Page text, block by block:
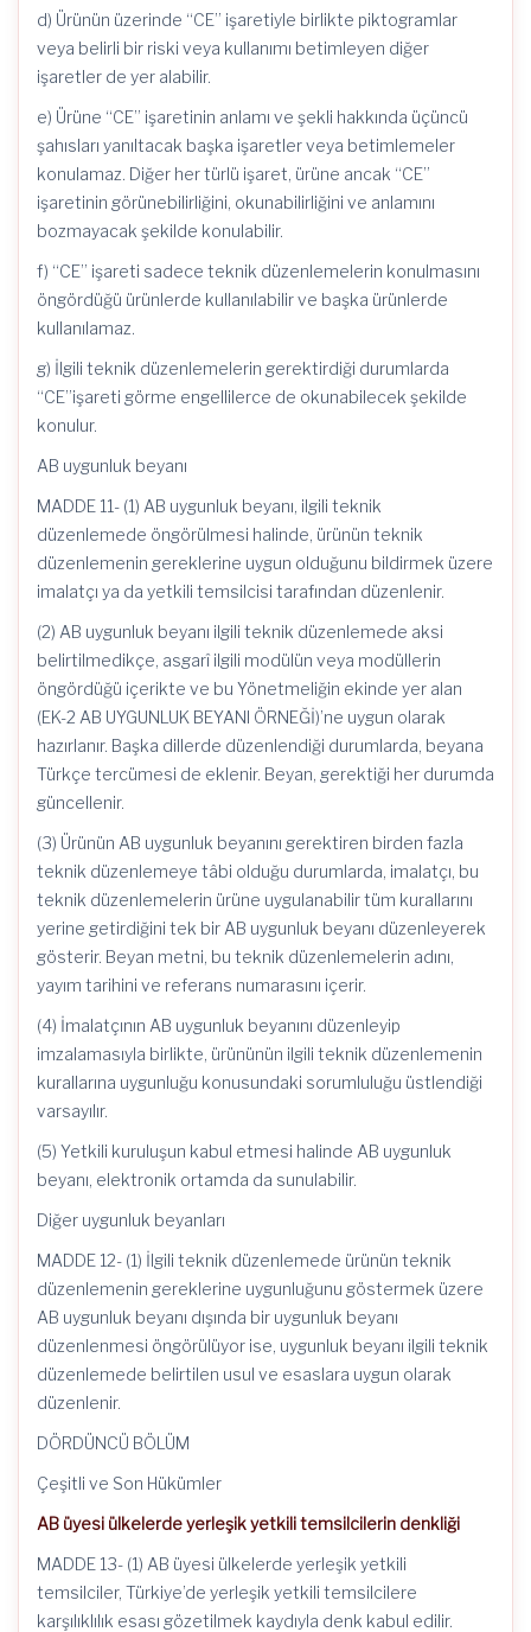
d) Ürünün üzerinde “CE” işaretiyle birlikte piktogramlar
veya belirli bir riski veya kullanımı betimleyen diğer
işaretler de yer alabilir.
e) Ürüne “CE” işaretinin anlamı ve şekli hakkında üçüncü
şahısları yanıltacak başka işaretler veya betimlemeler
konulamaz. Diğer her türlü işaret, ürüne ancak “CE”
işaretinin görünebilirliğini, okunabilirliğini ve anlamını
bozmayacak şekilde konulabilir.
f) “CE” işareti sadece teknik düzenlemelerin konulmasını
öngördüğü ürünlerde kullanılabilir ve başka ürünlerde
kullanılamaz.
g) İlgili teknik düzenlemelerin gerektirdiği durumlarda
“CE”işareti görme engellilerce de okunabilecek şekilde
konulur.
AB uygunluk beyanı
MADDE 11- (1) AB uygunluk beyanı, ilgili teknik
düzenlemede öngörülmesi halinde, ürünün teknik
düzenlemenin gereklerine uygun olduğunu bildirmek üzere
imalatçı ya da yetkili temsilcisi tarafından düzenlenir.
(2) AB uygunluk beyanı ilgili teknik düzenlemede aksi
belirtilmedikçe, asgarî ilgili modülün veya modüllerin
öngördüğü içerikte ve bu Yönetmeliğin ekinde yer alan
(EK-2 AB UYGUNLUK BEYANI ÖRNEĞİ)’ne uygun olarak
hazırlanır. Başka dillerde düzenlendiği durumlarda, beyana
Türkçe tercümesi de eklenir. Beyan, gerektiği her durumda
güncellenir.
(3) Ürünün AB uygunluk beyanını gerektiren birden fazla
teknik düzenlemeye tâbi olduğu durumlarda, imalatçı, bu
teknik düzenlemelerin ürüne uygulanabilir tüm kurallarını
yerine getirdiğini tek bir AB uygunluk beyanı düzenleyerek
gösterir. Beyan metni, bu teknik düzenlemelerin adını,
yayım tarihini ve referans numarasını içerir.
(4) İmalatçının AB uygunluk beyanını düzenleyip
imzalamasıyla birlikte, ürününün ilgili teknik düzenlemenin
kurallarına uygunluğu konusundaki sorumluluğu üstlendiği
varsayılır.
(5) Yetkili kuruluşun kabul etmesi halinde AB uygunluk
beyanı, elektronik ortamda da sunulabilir.
Diğer uygunluk beyanları
MADDE 12- (1) İlgili teknik düzenlemede ürünün teknik
düzenlemenin gereklerine uygunluğunu göstermek üzere
AB uygunluk beyanı dışında bir uygunluk beyanı
düzenlenmesi öngörülüyor ise, uygunluk beyanı ilgili teknik
düzenlemede belirtilen usul ve esaslara uygun olarak
düzenlenir.
DÖRDÜNCÜ BÖLÜM
Çeşitli ve Son Hükümler
AB üyesi ülkelerde yerleşik yetkili temsilcilerin denkliği
MADDE 13- (1) AB üyesi ülkelerde yerleşik yetkili
temsilciler, Türkiye’de yerleşik yetkili temsilcilere
karşılıklılık esası gözetilmek kaydıyla denk kabul edilir.